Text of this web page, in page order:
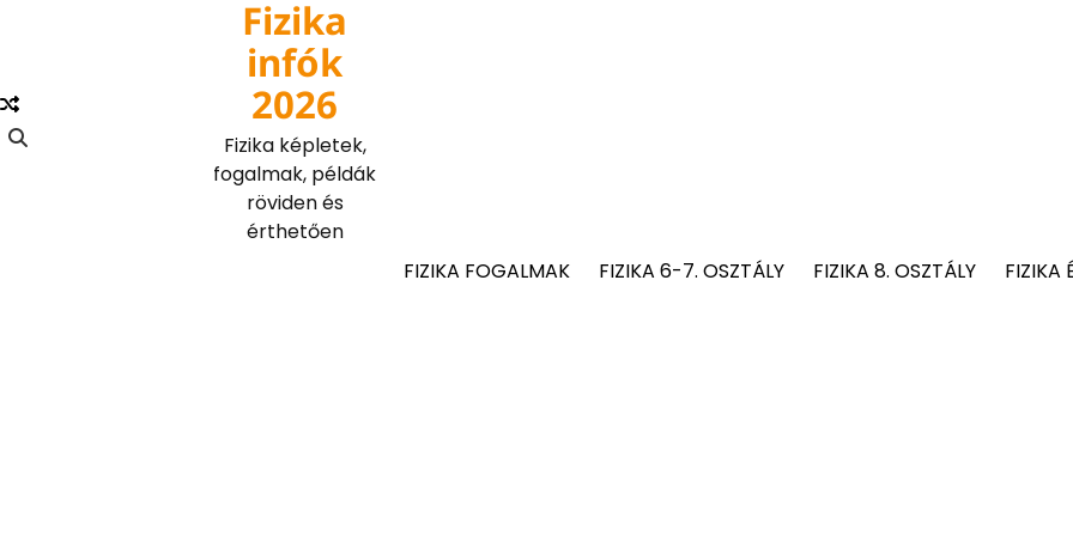
Fizika
infók
2026
Fizika képletek,
fogalmak, példák
röviden és
érthetően
FIZIKA FOGALMAK
FIZIKA 6-7. OSZTÁLY FIZIKA 8. OSZTÁLY FIZIKA